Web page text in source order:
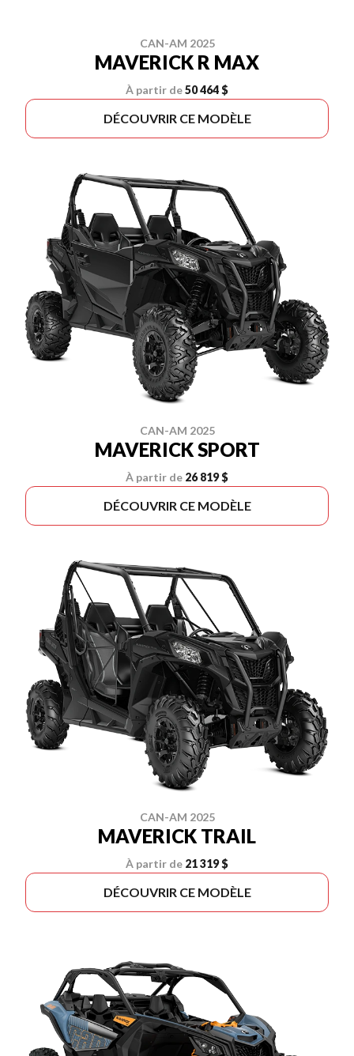
CAN-AM 2025
MAVERICK R MAX
À partir de50 464 $
DÉCOUVRIR CE MODÈLE
CAN-AM 2025
MAVERICK SPORT
À partir de 26 819 $
DÉCOUVRIR CE MODÈLE
CAN-AM 2025
MAVERICK TRAIL
À partir de 21 319 $
DÉCOUVRIR CE MODÈLE